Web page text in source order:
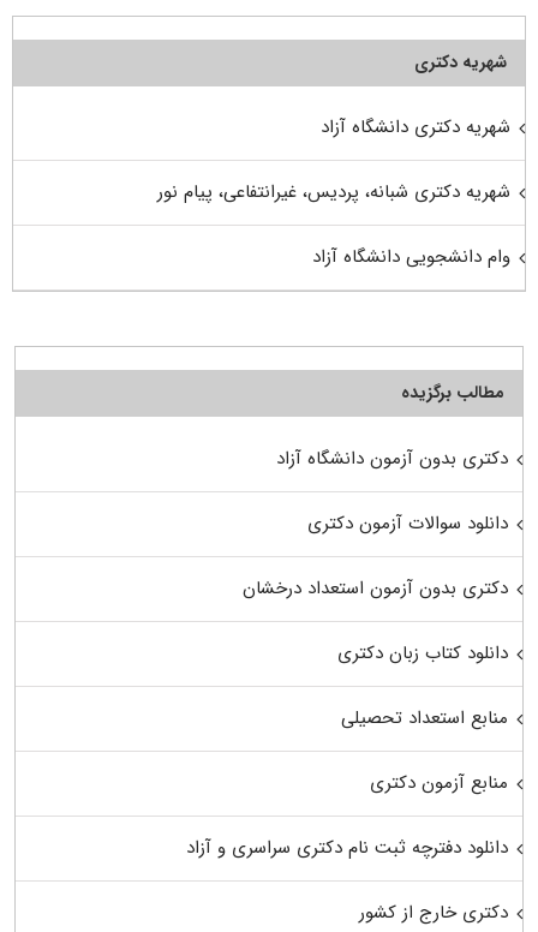
شهریه دکتری
شهریه دکتری دانشگاه آزاد
شهریه دکتری شبانه، پردیس، غیرانتفاعی، پیام نور
وام دانشجویی دانشگاه آزاد
مطالب برگزیده
دکتری بدون آزمون دانشگاه آزاد
دانلود سوالات آزمون دکتری
دکتری بدون آزمون استعداد درخشان
دانلود کتاب زبان دکتری
منابع استعداد تحصیلی
منابع آزمون دکتری
دانلود دفترچه ثبت نام دکتری سراسری و آزاد
دکتری خارج از کشور